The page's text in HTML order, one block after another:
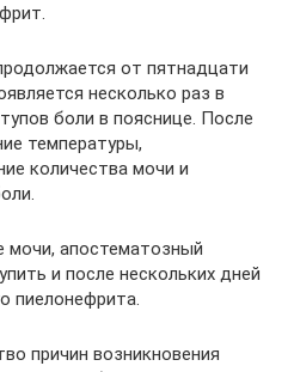
от пятнадцати
несколько раз в
боли в пояснице. После
температуры,
количества мочи и
мочи, апостематозный
и после нескольких дней
пиелонефрита.
причин возникновения